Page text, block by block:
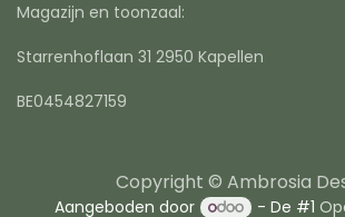
Magazijn en toonzaal:
Starrenhoflaan 31 2950 Kapellen
BE0454827159
Copyright © Ambrosia
Aangeboden door - De #1